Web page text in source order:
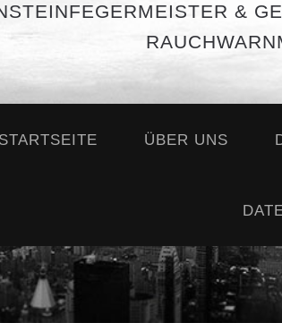
&
STARTSEITE ÜBER UNS